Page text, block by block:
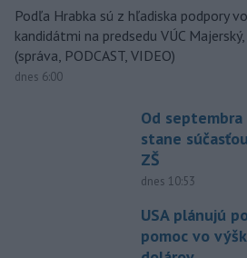
Podľa Hrabka sú z hľadiska podpory
kandidátmi na predsedu VÚC
(správa, PODCAST, VIDEO)
dnes 6:00
Od
stane
ZŠ
dnes 10:53
USA plánujú
pomoc vo